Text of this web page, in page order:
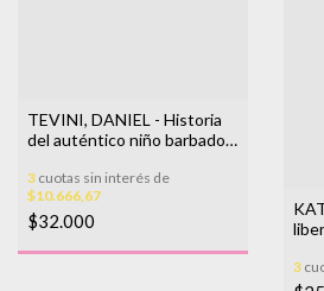
TEVINI, DANIEL - Historia
del auténtico niño barbado
3 cuotas sin interés de
$10.666,67
$32.000
3